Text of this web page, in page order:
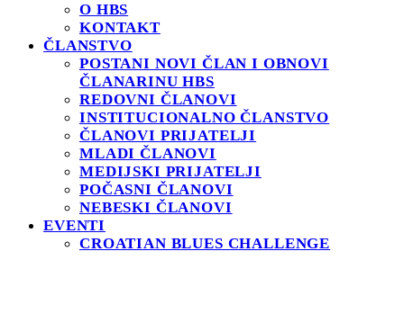
O HBS
KONTAKT
ČLANSTVO
POSTANI NOVI ČLAN I OBNOVI
ČLANARINU HBS
REDOVNI ČLANOVI
INSTITUCIONALNO ČLANSTVO
ČLANOVI PRIJATELJI
MLADI ČLANOVI
MEDIJSKI PRIJATELJI
POČASNI ČLANOVI
NEBESKI ČLANOVI
EVENTI
CROATIAN BLUES CHALLENGE